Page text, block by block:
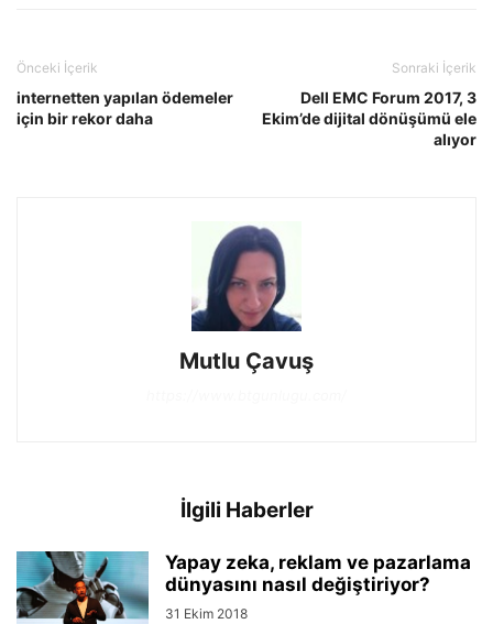
Önceki İçerik
internetten yapılan ödemeler
için bir rekor daha
Sonraki İçerik
Dell EMC Forum 2017, 3
Ekim’de dijital dönüşümü ele
alıyor
Mutlu Çavuş
İlgili Haberler
Yapay zeka, reklam ve pazarlama
dünyasını nasıl değiştiriyor?
31 Ekim 2018